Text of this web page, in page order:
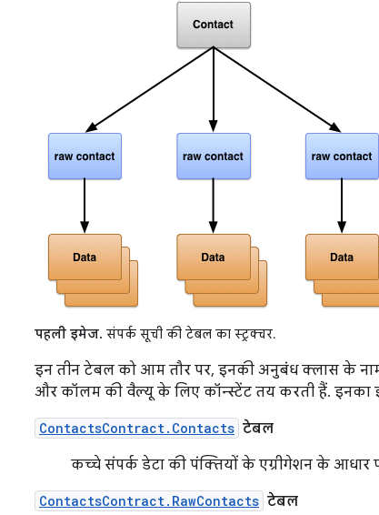
पहली इमेज. संपर्क सूची की टेबल का स्ट्रक्चर.
इन तीन टेबल को आम तौर पर, इनकी अनुबंध क्लास के
और कॉलम की वैल्यू के लिए कॉन्स्टेंट तय करती हैं. इनका
ContactsContract.Contacts टेबल
कच्चे संपर्क डेटा की पंक्तियों के एग्रीगेशन के
ContactsContract.RawContacts टेबल